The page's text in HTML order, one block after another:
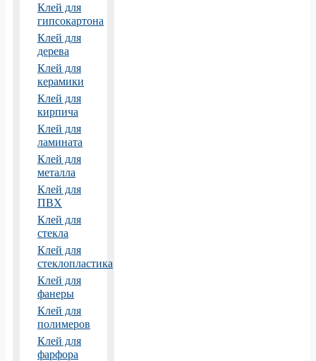
Клей для
гипсокартона
Клей для
дерева
Клей для
керамики
Клей для
кирпича
Клей для
ламината
Клей для
металла
Клей для
ПВХ
Клей для
стекла
Клей для
стеклопластика
Клей для
фанеры
Клей для
полимеров
Клей для
фарфора